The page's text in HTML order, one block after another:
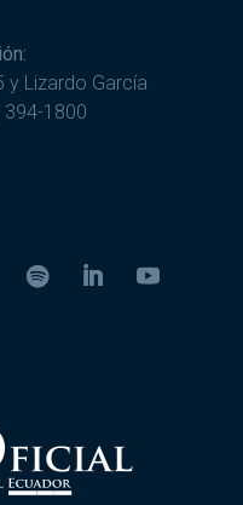
y Lizardo García
394-1800